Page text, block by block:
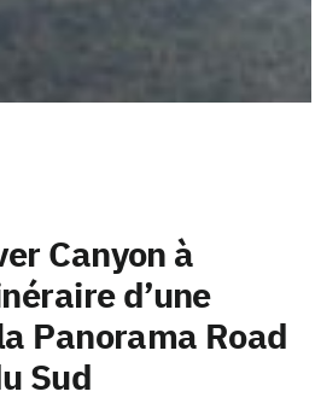
Canyon à
d’une
Panorama Road
Sud